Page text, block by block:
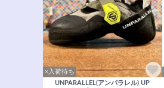
×入荷待ち
UNPARALLEL(アンパラレル) UP